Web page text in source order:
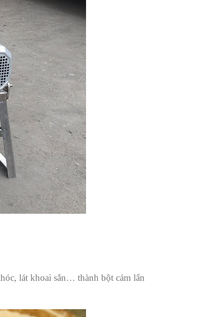
lát khoai sắn… thành bột cám lẩn